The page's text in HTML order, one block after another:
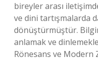
bireyler arası
ve dini tartışmalarda
dönüştürmüştür.
anlamak ve
Rönesans ve Modern